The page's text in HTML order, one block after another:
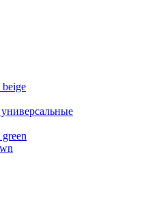
beige